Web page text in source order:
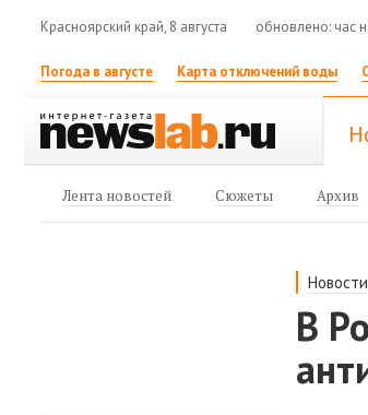
Красноярский край, 8 августа обновлено: час
Погода в августе Карта отключений воды
Лента новостей Сюжеты Архив
Новости
В